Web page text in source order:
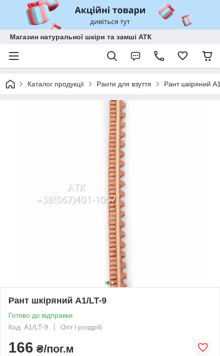
Магазин натуральної шкіри та замші АТК
Каталог продукції Ранти для взуття Рант шкіряний
Рант шкіряний А1/LT-9
Готово до відправки
Код: А1/LT-9
Опт і роздріб
166 ₴/пог.м